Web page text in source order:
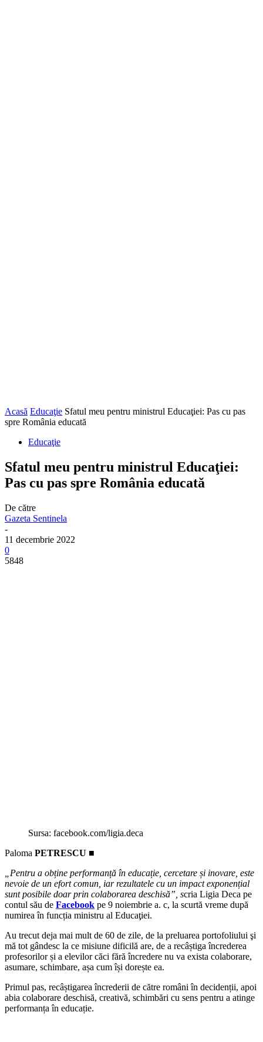
Acasă Educaţie Sfatul meu pentru ministrul Educaţiei: Pas cu pas
spre România educată
Educaţie
Sfatul meu pentru ministrul Educaţiei:
Pas cu pas spre România educată
De către
Gazeta Sentinela
-
11 decembrie 2022
0
5848
Sursa: facebook.com/ligia.deca
Paloma PETRESCU ■
„Pentru a obține performanță în educație, cercetare și inovare, este
nevoie de un efort comun, iar rezultatele cu un impact exponențial
sunt posibile doar prin colaborarea deschisă”, scria Ligia Deca pe
contul său de Facebook pe 9 noiembrie a. c, la scurtă vreme după
numirea în funcția ministru al Educaţiei.
Au trecut deja mai mult de 60 de zile, de la preluarea portofoliului şi
mă tot gândesc la ce misiune dificilă are, de a recâștiga încrederea
profesorilor și a elevilor căci fără încredere nu va exista colaborare,
asumare, schimbare, așa cum își dorește ea.
Primul pas, recâștigarea încrederii de către români în decidenții, apoi
abia colaborare deschisă, creativă, schimbări cu sens pentru a atinge
performanța în educație.